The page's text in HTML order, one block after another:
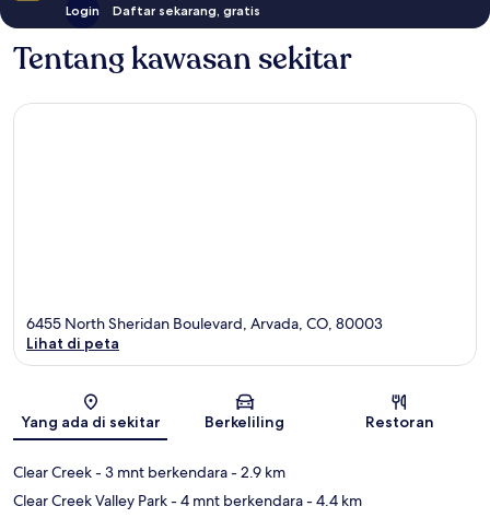
Login Daftar sekarang, gratis
Tentang kawasan sekitar
Peta
6455 North Sheridan Boulevard, Arvada, CO, 80003
Lihat di peta
Yang ada di sekitar Berkeliling Restoran
Clear Creek- 3 mnt berkendara- 2.9 km
Clear Creek Valley Park- 4 mnt berkendara- 4.4 km